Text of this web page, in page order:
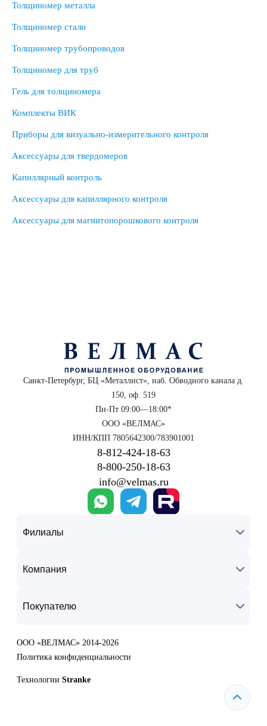
Толщиномер металла
Толщиномер стали
Толщиномер трубопроводов
Толщиномер для труб
Гель для толщиномера
Комплекты ВИК
Приборы для визуально-измерительного контроля
Аксессуары для твердомеров
Капиллярный контроль
Аксессуары для капиллярного контроля
Аксессуары для магнитопорошкового контроля
Санкт-Петербург, БЦ «Металлист», наб. Обводного канала д.
150, оф. 519
Пн-Пт 09:00—18:00*
ООО «ВЕЛМАС»
ИНН/КПП 7805642300/783901001
8‑812‑424‑18‑63
8‑800‑250‑18‑63
info@velmas.ru
Филиалы
Компания
Покупателю
ООО «ВЕЛМАС» 2014-2026
Политика конфиденциальности
Технологии Stranke